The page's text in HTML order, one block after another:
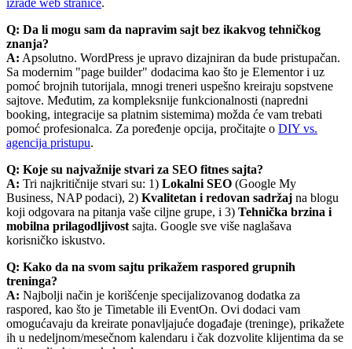
Q: Da li mogu sam da napravim sajt bez ikakvog tehničkog
znanja?
A: Apsolutno. WordPress je upravo dizajniran da bude pristupačan.
Sa modernim "page builder" dodacima kao što je Elementor i uz
pomoć brojnih tutorijala, mnogi treneri uspešno kreiraju sopstvene
sajtove. Međutim, za kompleksnije funkcionalnosti (napredni
booking, integracije sa platnim sistemima) možda će vam trebati
pomoć profesionalca. Za poređenje opcija, pročitajte o DIY vs.
agencija pristupu.
Q: Koje su najvažnije stvari za SEO fitnes sajta?
A: Tri najkritičnije stvari su: 1) Lokalni SEO (Google My
Business, NAP podaci), 2) Kvalitetan i redovan sadržaj na blogu
koji odgovara na pitanja vaše ciljne grupe, i 3) Tehnička brzina i
mobilna prilagodljivost sajta. Google sve više naglašava
korisničko iskustvo.
Q: Kako da na svom sajtu prikažem raspored grupnih
treninga?
A: Najbolji način je korišćenje specijalizovanog dodatka za
raspored, kao što je Timetable ili EventOn. Ovi dodaci vam
omogućavaju da kreirate ponavljajuće događaje (treninge), prikažete
ih u nedeljnom/mesečnom kalendaru i čak dozvolite klijentima da se